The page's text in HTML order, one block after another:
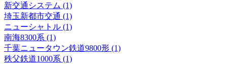
新交通システム (1)
埼玉新都市交通 (1)
ニューシャトル (1)
南海8300系 (1)
千葉ニュータウン鉄道9800形 (1)
秩父鉄道1000系 (1)